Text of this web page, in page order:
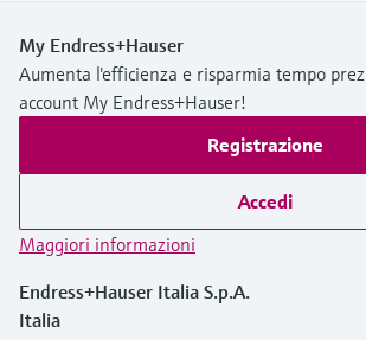
My Endress+Hauser
Aumenta l'efficienza e risparmia tempo
account My Endress+Hauser!
Registrazione
Accedi
Maggiori informazioni
Endress+Hauser Italia S.p.A.
Italia